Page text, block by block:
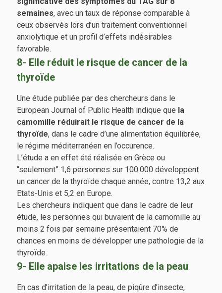
semaines, avec un taux de réponse comparable à
ceux observés lors d’un traitement conventionnel
anxiolytique et un profil d’effets indésirables
favorable.
8- Elle réduit le risque de cancer de la
thyroïde
Une étude publiée par des chercheurs dans le
European Journal of Public Health indique que la
camomille réduirait le risque de cancer de la
thyroïde, dans le cadre d’une alimentation équilibrée,
le régime méditerranéen en l’occurence.
L’étude a en effet été réalisée en Grèce ou
“seulement” 1,6 personnes sur 100.000 développent
un cancer de la thyroïde chaque année, contre 13,2 aux
Etats-Unis et 5,2 en Europe.
Les chercheurs indiquent que dans le cadre de leur
étude, les personnes qui buvaient de la camomille au
moins 2 fois par semaine présentaient 70% de
chances en moins de développer une pathologie de la
thyroïde.
9- Elle apaise les irritations de la peau
En cas d’irritation de la peau, de piqûre d’insecte,